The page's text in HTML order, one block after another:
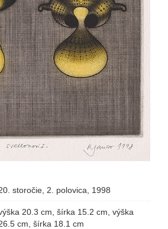
storočie, 2. polovica, 1998
20.3 cm, šírka 15.2 cm, výška
cm, šírka 18.1 cm